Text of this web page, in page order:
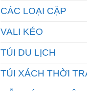
CÁC LOẠI CẶP
VALI KÉO
TÚI DU LỊCH
TÚI XÁCH THỜI